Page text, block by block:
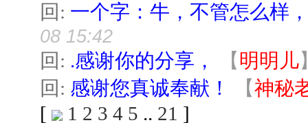
回: 一个字：牛，不管怎么样
08 15:42
回: .感谢你的分享， 【明明儿
回: 感谢您真诚奉献！ 【神秘
[
1 2 3 4 5 .. 21 ]